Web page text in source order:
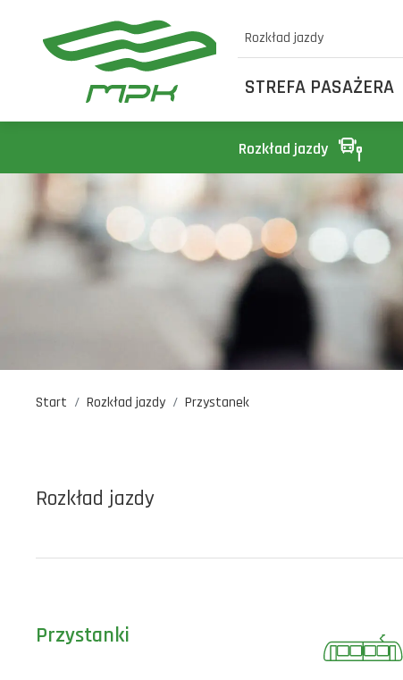
Rozkład jazdy
STREFA PASAŻERA
Rozkład jazdy
Start Rozkład jazdy Przystanek
Rozkład jazdy
Przystanki